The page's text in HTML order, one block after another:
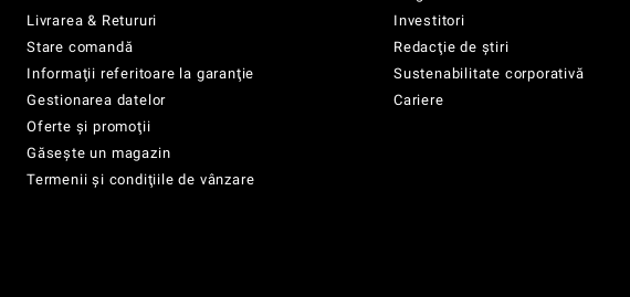
Livrarea & Retururi
Stare comandă
Informaţii referitoare la garanţie
Gestionarea datelor
Oferte şi promoţii
Găsește un magazin
Termenii şi condiţiile de vânzare
Investitori
Redacţie de ştiri
Sustenabilitate corporativă
Cariere